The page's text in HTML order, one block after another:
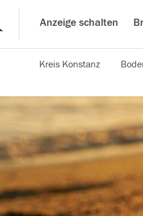
Anzeige schalten
Kreis Konstanz